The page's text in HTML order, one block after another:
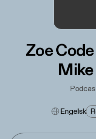
Zoe
Mike
Engelsk